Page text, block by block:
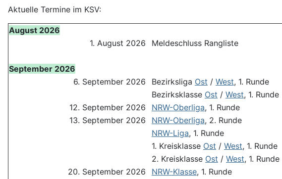
Aktuelle Termine im KSV:
August 2026
1. August 2026
Meldeschluss Rangliste
September 2026
6. September 2026
Bezirksliga Ost / West, 1. Runde
Bezirksklasse Ost / West, 1. Runde
12. September 2026
NRW-Oberliga, 1. Runde
13. September 2026
NRW-Oberliga, 2. Runde
NRW-Liga, 1. Runde
1. Kreisklasse Ost / West, 1. Runde
2. Kreisklasse Ost / West, 1. Runde
20. September 2026
NRW-Klasse, 1. Runde